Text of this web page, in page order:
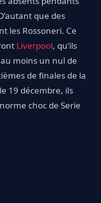
que des
les Rossoneri. Ce
Liverpool, qu’ils
moins un nul de
de finales de la
19 décembre, ils
choc de Serie